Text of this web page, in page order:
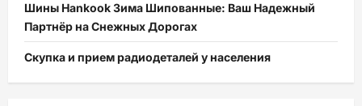
Шины Hankook Зима Шипованные: Ваш Надежный
Партнёр на Снежных Дорогах
Скупка и прием радиодеталей у населения